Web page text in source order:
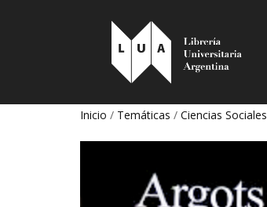
Inicio / Temáticas / Ciencias Sociales